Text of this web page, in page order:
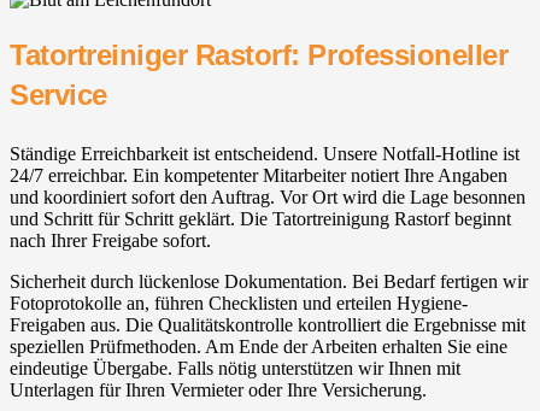
Tatortreiniger Rastorf: Professioneller
Service
Ständige Erreichbarkeit ist entscheidend. Unsere Notfall-Hotline ist
24/7 erreichbar. Ein kompetenter Mitarbeiter notiert Ihre Angaben
und koordiniert sofort den Auftrag. Vor Ort wird die Lage besonnen
und Schritt für Schritt geklärt. Die Tatortreinigung Rastorf beginnt
nach Ihrer Freigabe sofort.
Sicherheit durch lückenlose Dokumentation. Bei Bedarf fertigen wir
Fotoprotokolle an, führen Checklisten und erteilen Hygiene-
Freigaben aus. Die Qualitätskontrolle kontrolliert die Ergebnisse mit
speziellen Prüfmethoden. Am Ende der Arbeiten erhalten Sie eine
eindeutige Übergabe. Falls nötig unterstützen wir Ihnen mit
Unterlagen für Ihren Vermieter oder Ihre Versicherung.